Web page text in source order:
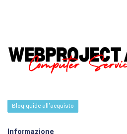
Blog guide all'acquisto